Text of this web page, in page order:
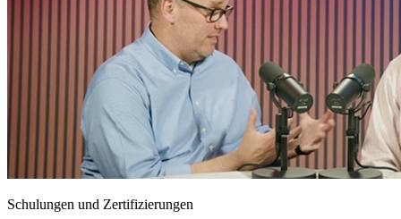
Schulungen und Zertifizierungen